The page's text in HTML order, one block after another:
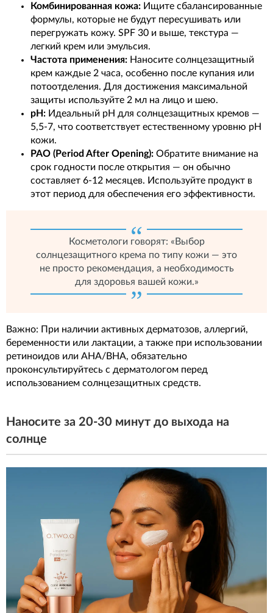
Комбинированная кожа: Ищите сбалансированные
формулы, которые не будут пересушивать или
перегружать кожу. SPF 30 и выше, текстура —
легкий крем или эмульсия.
Частота применения: Наносите солнцезащитный
крем каждые 2 часа, особенно после купания или
потоотделения. Для достижения максимальной
защиты используйте 2 мл на лицо и шею.
pH: Идеальный pH для солнцезащитных кремов —
5,5-7, что соответствует естественному уровню pH
кожи.
PAO (Period After Opening): Обратите внимание на
срок годности после открытия — он обычно
составляет 6-12 месяцев. Используйте продукт в
этот период для обеспечения его эффективности.
Косметологи говорят: «Выбор
солнцезащитного крема по типу кожи — это
не просто рекомендация, а необходимость
для здоровья вашей кожи.»
Важно: При наличии активных дерматозов, аллергий,
беременности или лактации, а также при использовании
ретиноидов или AHA/BHA, обязательно
проконсультируйтесь с дерматологом перед
использованием солнцезащитных средств.
Наносите за 20-30 минут до выхода на
солнце